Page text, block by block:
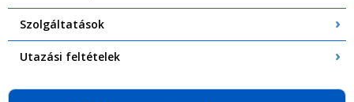
Szolgáltatások
Utazási feltételek